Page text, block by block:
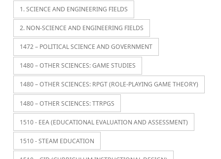
1. SCIENCE AND ENGINEERING FIELDS
2. NON-SCIENCE AND ENGINEERING FIELDS
1472 – POLITICAL SCIENCE AND GOVERNMENT
1480 – OTHER SCIENCES: GAME STUDIES
1480 – OTHER SCIENCES: RPGT (ROLE-PLAYING GAME THEORY)
1480 – OTHER SCIENCES: TTRPGS
1510 - EEA (EDUCATIONAL EVALUATION AND ASSESSMENT)
1510 - STEAM EDUCATION